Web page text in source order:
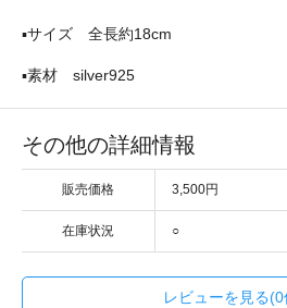
▪️サイズ 全長約18cm
▪️素材 silver925
その他の詳細情報
販売価格 3,500円
在庫状況 ○
レビューを見る(0